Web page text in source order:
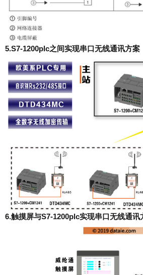
5.S7-1200plc之间实现串口无线通讯方案
6.触摸屏与S7-1200plc实现串口无线通讯